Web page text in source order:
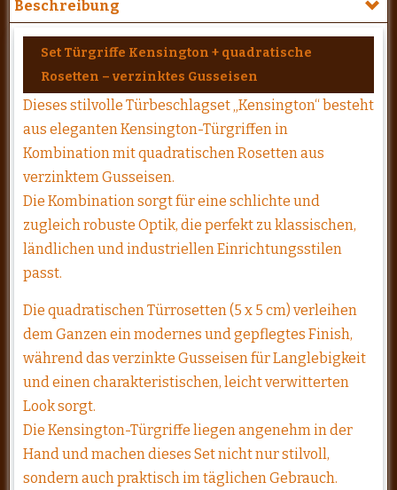
Beschreibung
Set Türgriffe Kensington + quadratische
Rosetten – verzinktes Gusseisen
Dieses stilvolle Türbeschlagset „Kensington“ besteht
aus eleganten Kensington-Türgriffen in
Kombination mit quadratischen Rosetten aus
verzinktem Gusseisen.
Die Kombination sorgt für eine schlichte und
zugleich robuste Optik, die perfekt zu klassischen,
ländlichen und industriellen Einrichtungsstilen
passt.
Die quadratischen Türrosetten (5 x 5 cm) verleihen
dem Ganzen ein modernes und gepflegtes Finish,
während das verzinkte Gusseisen für Langlebigkeit
und einen charakteristischen, leicht verwitterten
Look sorgt.
Die Kensington-Türgriffe liegen angenehm in der
Hand und machen dieses Set nicht nur stilvoll,
sondern auch praktisch im täglichen Gebrauch.